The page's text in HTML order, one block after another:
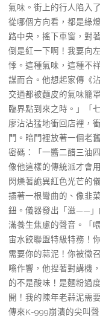
氣味。街上的行人陷入
從哪個方向看，都是綠
路中央，搖下車窗，對
倒是紅一下啊！我要向
悸。這種氣味，這種不
謀而合。他想起家傳《
交通都被麵皮的氣味籠
臨界點到來之時。」「
廖沾沾猛地衝回店裡，
門。暗門裡放著一個老
密碼：「一醬二醋三油
像他這樣的傳統派才會
閃爍著詭異紅色光芒的
插著一根彎曲的、像韭
鈕。儀器發出「滋——」
滿養生焦慮的聲音。「
宙水餃聯盟特級特務！
需要你的蒜泥！你被徵
嗡作響，他捏著對講機
的不是酸味！是麵粉過
開！我的陳年老蒜泥需
傳來K-999崩潰的尖叫